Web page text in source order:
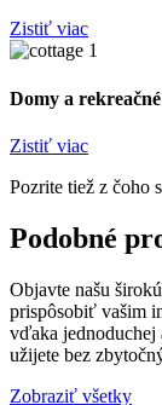
Zistiť viac
Domy a
Zistiť viac
Pozrite tiež z čoho
Podobné
Objavte našu
prispôsobiť vašim
vďaka jednoduchej
užijete bez
Zobraziť všetky